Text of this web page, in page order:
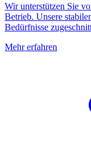
Wir unterstützen Sie
Betrieb. Unsere
Bedürfnisse
Mehr erfahren